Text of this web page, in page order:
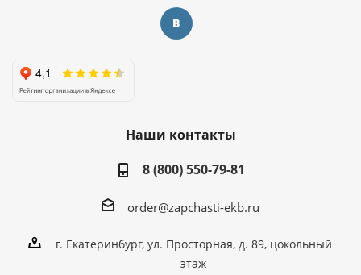
Наши контакты
8 (800) 550-79-81
order@zapchasti-ekb.ru
г. Екатеринбург, ул. Просторная, д. 89, цокольный
этаж